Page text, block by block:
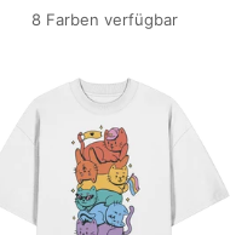
8 Farben verfügbar